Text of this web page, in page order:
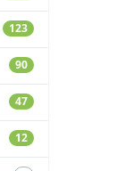
123
90
47
12